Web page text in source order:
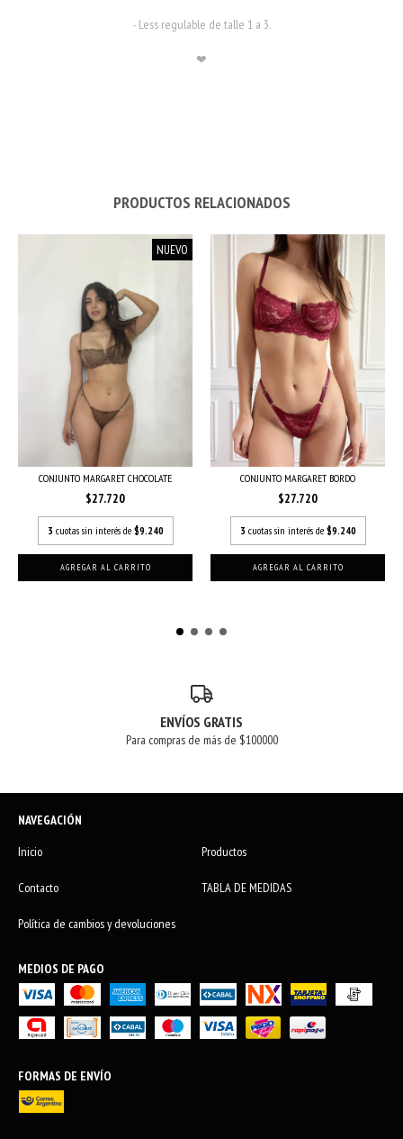
- Less regulable de talle 1 a 3.
❤
PRODUCTOS RELACIONADOS
NUEVO
CONJUNTO MARGARET CHOCOLATE
$27.720
3 cuotas sin interés de $9.240
AGREGAR AL CARRITO
CONJUNTO MARGARET BORDO
$27.720
3 cuotas sin interés de $9.240
AGREGAR AL CARRITO
ENVÍOS GRATIS
Para compras de más de $100000
NAVEGACIÓN
Inicio
Productos
Contacto TABLA DE MEDIDAS
Política de cambios y devoluciones
MEDIOS DE PAGO
FORMAS DE ENVÍO